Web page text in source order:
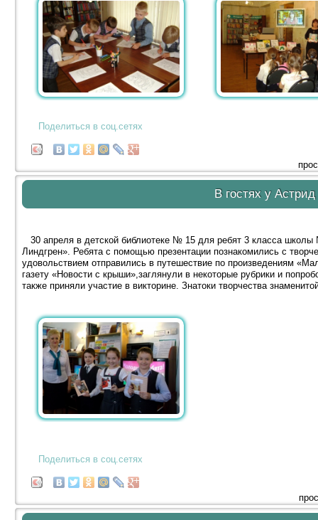
Поделиться в соц.сетях
В гостях у
30 апреля в детской библиотеке № 15 для ребят 3 класса
Линдгрен». Ребята с помощью презентации познакомились с
удовольствием отправились в путешествие по произведениям
газету «Новости с крыши»,заглянули в некоторые рубрики и
также приняли участие в викторине. Знатоки творчества
Поделиться в соц.сетях